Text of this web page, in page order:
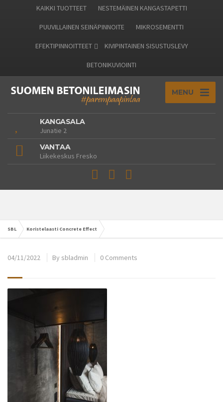
KAIKKI TUOTTEET NESTEMÄINEN KANGASTAPETTI
PUUVILLAINEN SEINÄPINNOITE MIKROSEMENTTI
EFEKTIPINNOITTEET KIVIPINTAINEN SISUSTUSLEVY
BETONIKUVIOINTI
MENU
KANGASALA
Junatie 2
VANTAA
Liikekeskus Fresko
SBL Koristelaasti Concrete Effect
04/11/2022 By sbladmin 0 Comments